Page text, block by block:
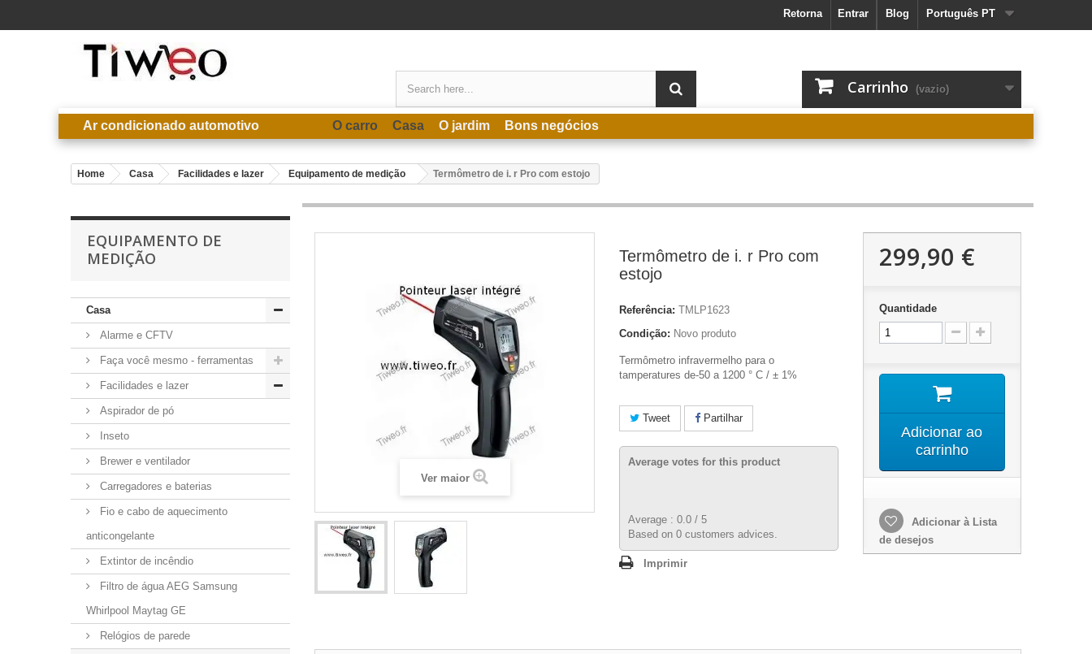
Português PT
Blog
Entrar
Retorna
Carrinho (vazio)
Ar condicionado automotivo O carro Casa O jardim Bons negócios
Home Casa Facilidades e lazer Equipamento de medição Termômetro de i. r Pro com estojo
EQUIPAMENTO DE
MEDIÇÃO
Casa
Alarme e CFTV
Faça você mesmo - ferramentas
Facilidades e lazer
Aspirador de pó
Inseto
Brewer e ventilador
Carregadores e baterias
Fio e cabo de aquecimento
anticongelante
Extintor de incêndio
Filtro de água AEG Samsung
Whirlpool Maytag GE
Relógios de parede
Ver maior
Termômetro de i. r Pro com
estojo
Referência: TMLP1623
Condição: Novo produto
Termômetro infravermelho para o
tamperatures de-50 a 1200 ° C / ± 1%
Tweet Partilhar
Average votes for this product
Average : 0.0 / 5
Based on 0 customers advices.
Imprimir
299,90 €
Quantidade
Adicionar ao
carrinho
Adicionar à Lista
de desejos